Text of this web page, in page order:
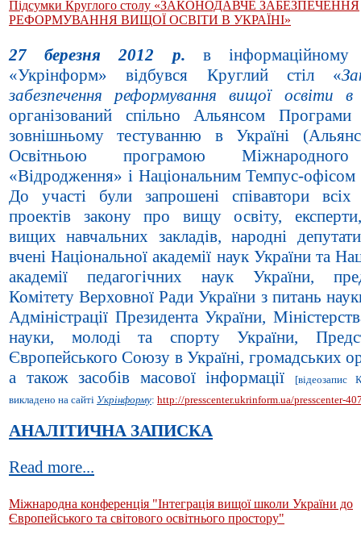
Підсумки Круглого столу «ЗАКОНОДАВЧЕ ЗАБЕЗПЕЧЕННЯ
РЕФОРМУВАННЯ ВИЩОЇ ОСВІТИ В УКРАЇНІ»
27 березня 2012 р. в інформаційному
«Укрінформ» відбувся Круглий стіл «
забезпечення реформування вищої освіти в
організований спільно Альянсом Програми
зовнішньому тестуванню в Україні
Освітньою програмою
«Відродження» і Національним Темпус-офісом
До участі були запрошені співавтори всіх
проектів закону про вищу освіту,
вищих навчальних закладів, народні
вчені Національної академії наук України та
академії педагогічних наук України,
Комітету Верховної Ради України з питань
Адміністрації Президента України,
науки, молоді та спорту України,
Європейського Союзу в Україні, громадських
а також засобів масової інформації
[відеозапис
викладено на сайті Укрінформу: http://presscenter.ukrinform.ua/presscenter-
АНАЛІТИЧНА ЗАПИСКА
Read more...
Міжнародна конференція "Інтеграція вищої школи України до
Європейського та світового освітнього простору"